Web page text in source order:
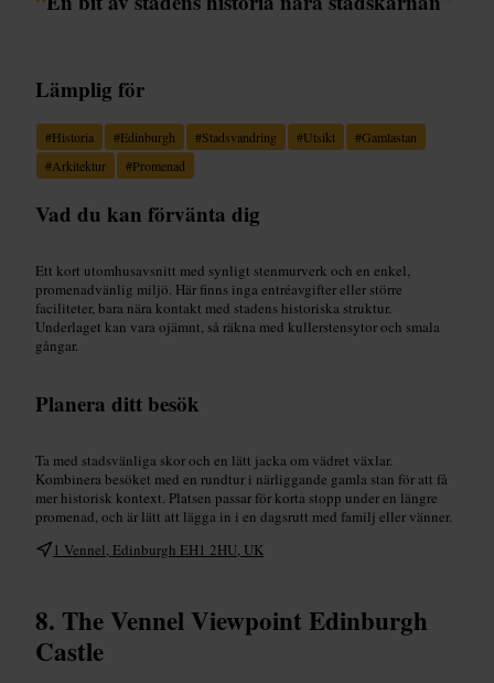
Lämplig för
#Historia #Edinburgh #Stadsvandring #Utsikt #Gamlastan
#Arkitektur #Promenad
Vad du kan förvänta dig
Ett kort utomhusavsnitt med synligt stenmurverk och en enkel,
promenadvänlig miljö. Här finns inga entréavgifter eller större
faciliteter, bara nära kontakt med stadens historiska struktur.
Underlaget kan vara ojämnt, så räkna med kullerstensytor och smala
gångar.
Planera ditt besök
Ta med stadsvänliga skor och en lätt jacka om vädret växlar.
Kombinera besöket med en rundtur i närliggande gamla stan för att få
mer historisk kontext. Platsen passar för korta stopp under en längre
promenad, och är lätt att lägga in i en dagsrutt med familj eller vänner.
1 Vennel, Edinburgh EH1 2HU, UK
The Vennel Viewpoint Edinburgh
Castle